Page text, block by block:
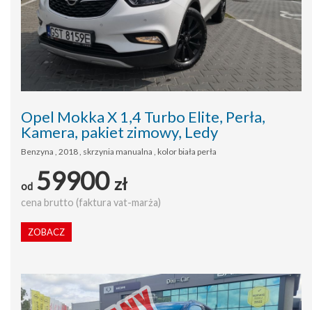
Opel Mokka X 1,4 Turbo Elite, Perła,
Kamera, pakiet zimowy, Ledy
Benzyna , 2018 , skrzynia manualna , kolor biała perła
od 59900 zł
cena brutto (faktura vat-marża)
ZOBACZ